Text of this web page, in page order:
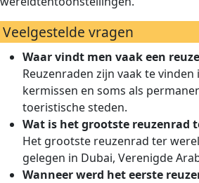
Veelgestelde vragen
Waar vindt men vaak een
Reuzenraden zijn vaak te
kermissen en soms als
toeristische steden.
Wat is het grootste reuzenrad
Het grootste reuzenrad ter
gelegen in Dubai, Verenigde
Wanneer werd het eerste